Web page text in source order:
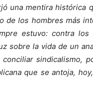
una mentira histórica
de los hombres más
estuvo: contra
sobre la vida de un
sindicalismo,
que se antoja,